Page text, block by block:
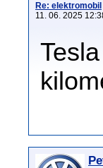
Re: elektromobil
11. 06. 2025